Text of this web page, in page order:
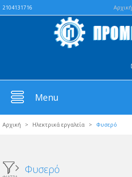
Aρχική
2104131716
Menu
Αρχική > Ηλεκτρικά εργαλεία > Φυσερό
Φυσερό